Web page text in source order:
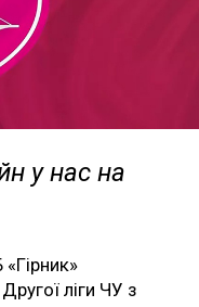
у нас на
ліги ЧУ з